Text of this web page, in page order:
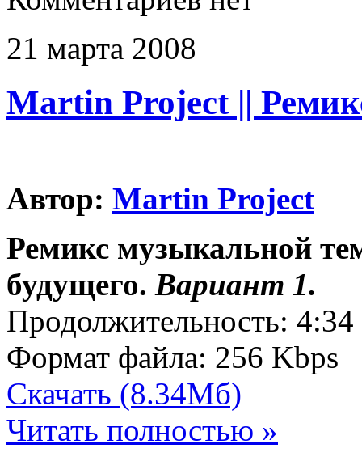
21 марта 2008
Martin Project ||
Автор: Martin Project
Ремикс музыкальной
будущего. Вариант 1.
Продолжительность: 4:34
Формат файла: 256 Kbps
Скачать (8.34Мб)
Читать полностью »